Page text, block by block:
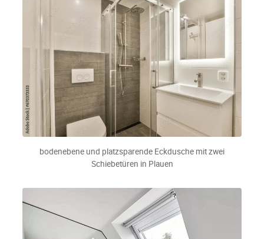
bodenebene und platzsparende Eckdusche mit zwei
Schiebetüren in Plauen